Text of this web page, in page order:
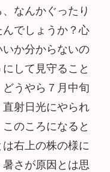
なんかぐったり
でしょうか？心
か分からないの
して見守ること
うやら７月中旬
射日光にやられ
のころになると
右上の株の様に
さが原因とは思